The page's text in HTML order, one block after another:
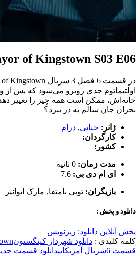
of Kingstown S03 E06
اولتیماتوم جدی روبرو می‌شود که پس از
خانه‌اش، ممکن است همه چیز را تغییر دهد.
بحران جان سالم به در ببرد؟
ژانر: جنایی, درام
کارگردان:
کشور:
مدت زمان: 0 ثانیه
ای ام دی بی: 7.6
بازیگران: توبی بامتفا, مارک ایوانیر
دانلود و پخش :
پخش آنلاین دانلود: زیرنویس
کلمه کلیدی : دانلود شهردار کینگستون
قسمت 6
سریال آمریکاییدانلود قسمت